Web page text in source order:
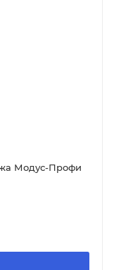
Модус-Профи